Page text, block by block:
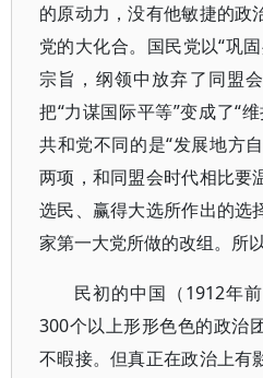
的原动力，没有他敏捷的政
党的大化合。国民党以“巩
宗旨，纲领中放弃了同盟
把“力谋国际平等”变成了“
共和党不同的是“发展地方
两项，和同盟会时代相比要
选民、赢得大选所作出的选
家第一大党所做的改组。所
民初的中国（1912年
300个以上形形色色的政治
不暇接。但真正在政治上有